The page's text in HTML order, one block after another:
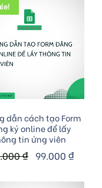
Add to cart
dẫn cách tạo Form
ký online để lấy
tin ứng viên
₫ 99.000 ₫